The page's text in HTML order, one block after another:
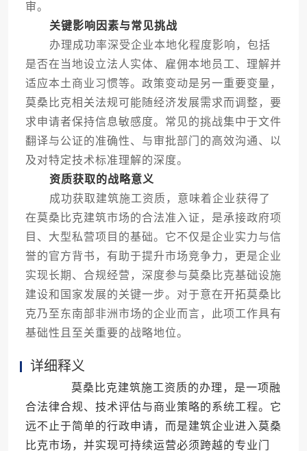
审。
关键影响因素与常见挑战
办理成功率深受企业本地化程度影响，包括
是否在当地设立法人实体、雇佣本地员工、理解并
适应本土商业习惯等。政策变动是另一重要变量，
莫桑比克相关法规可能随经济发展需求而调整，要
求申请者保持信息敏感度。常见的挑战集中于文件
翻译与公证的准确性、与审批部门的高效沟通、以
及对特定技术标准理解的深度。
资质获取的战略意义
成功获取建筑施工资质，意味着企业获得了
在莫桑比克建筑市场的合法准入证，是承接政府项
目、大型私营项目的基础。它不仅是企业实力与信
誉的官方背书，有助于提升市场竞争力，更是企业
实现长期、合规经营，深度参与莫桑比克基础设施
建设和国家发展的关键一步。对于意在开拓莫桑比
克乃至东南部非洲市场的企业而言，此项工作具有
基础性且至关重要的战略地位。
详细释义
莫桑比克建筑施工资质的办理，是一项融
合法律合规、技术评估与商业策略的系统工程。它
远不止于简单的行政申请，而是建筑企业进入莫桑
比克市场，并实现可持续运营必须跨越的专业门